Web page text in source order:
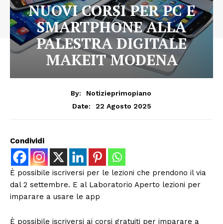
NUOVI CORSI PER PC E
SMARTPHONE ALLA
PALESTRA DIGITALE
MAKEIT MODENA
By:
Notizieprimopiano
Date:
22 Agosto 2025
Condividi
È possibile iscriversi per le lezioni che prendono il via
dal 2 settembre. E al Laboratorio Aperto lezioni per
imparare a usare le app
È possibile iscriversi ai corsi gratuiti per imparare a